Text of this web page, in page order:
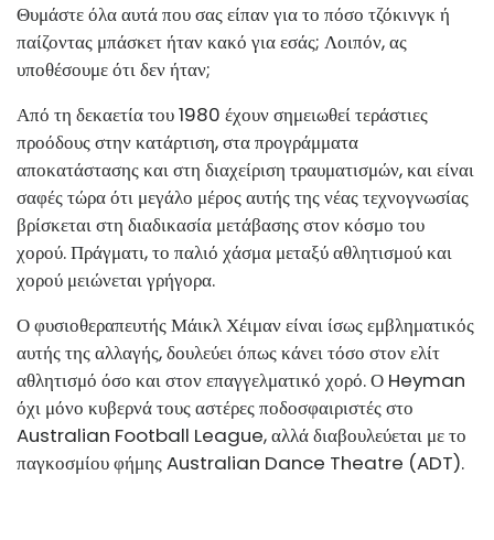
Θυμάστε όλα αυτά που σας είπαν για το πόσο τζόκινγκ ή
παίζοντας μπάσκετ ήταν κακό για εσάς; Λοιπόν, ας
υποθέσουμε ότι δεν ήταν;
Από τη δεκαετία του 1980 έχουν σημειωθεί τεράστιες
προόδους στην κατάρτιση, στα προγράμματα
αποκατάστασης και στη διαχείριση τραυματισμών, και είναι
σαφές τώρα ότι μεγάλο μέρος αυτής της νέας τεχνογνωσίας
βρίσκεται στη διαδικασία μετάβασης στον κόσμο του
χορού. Πράγματι, το παλιό χάσμα μεταξύ αθλητισμού και
χορού μειώνεται γρήγορα.
Ο φυσιοθεραπευτής Μάικλ Χέιμαν είναι ίσως εμβληματικός
αυτής της αλλαγής, δουλεύει όπως κάνει τόσο στον ελίτ
αθλητισμό όσο και στον επαγγελματικό χορό. Ο Heyman
όχι μόνο κυβερνά τους αστέρες ποδοσφαιριστές στο
Australian Football League, αλλά διαβουλεύεται με το
παγκοσμίου φήμης Australian Dance Theatre (ADT).